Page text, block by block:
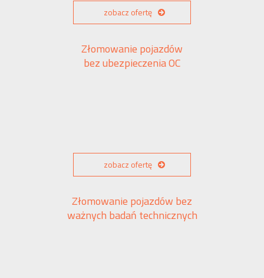
zobacz ofertę
Złomowanie pojazdów
bez ubezpieczenia OC
zobacz ofertę
Złomowanie pojazdów bez
ważnych badań technicznych